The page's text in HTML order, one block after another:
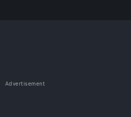
Advertisement